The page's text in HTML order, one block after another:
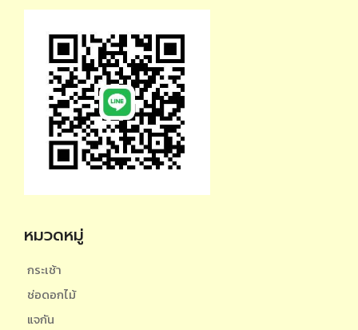
หมวดหมู่
กระเช้า
ช่อดอกไม้
แจกัน